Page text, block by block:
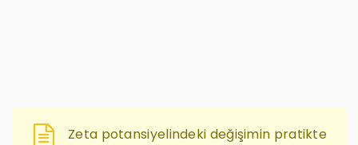
Zeta potansiyelindeki değişimin pratikte